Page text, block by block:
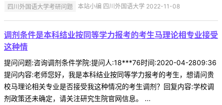
四川外国语大学考研问题 本站小编 四川外国语大学 2022-11-08
调剂条件是本科结业按同等学力报考的考生马理论相专业接受
这种情
提问问题:咨询调剂条件学院:提问人:18***76时间:2020-04-2809:36
提问内容:老师您好，我是本科结业按同等学力报考的考生，想请问贵
校马理论相关专业是否接受我这种情况的考生调剂？回复内容:学校调
剂政策还未确定，请关注研究生院官网信息。 ...